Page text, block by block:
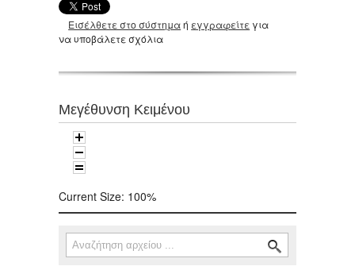
Εισέλθετε στο σύστημαή εγγραφείτε για
να υποβάλετε σχόλια
Μεγέθυνση Κειμένου
Current Size: 100%
Φόρμα αναζήτησης
Αναζήτηση